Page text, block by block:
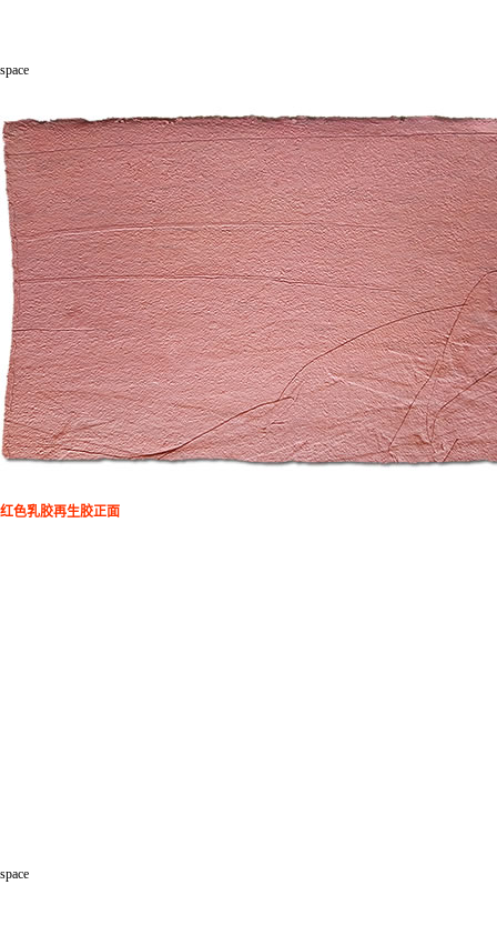
space
红色乳胶再生胶正面
space